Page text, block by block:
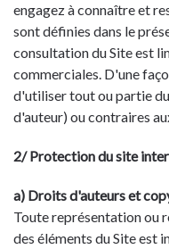
engagez à connaître et
sont définies dans le
consultation du Site est
commerciales. D'une
d'utiliser tout ou partie
d'auteur) ou contraires
2/ Protection du site
a) Droits d'auteurs et
Toute représentation ou
des éléments du Site est